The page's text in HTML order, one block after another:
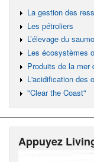
La gestion des
Les pétroliers
L’élevage du
Les écosystèmes
Produits de la mer
L'acidification des
"Clear the Coast"
Appuyez